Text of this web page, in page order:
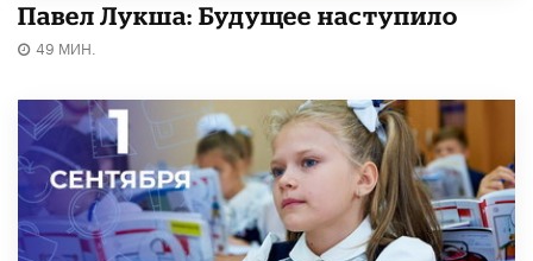
Павел Лукша: Будущее наступило
49 МИН.